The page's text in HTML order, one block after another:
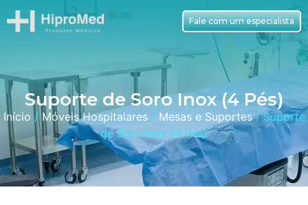
Fale com um especialista
Suporte de Soro Inox (4 Pés)
Início /Móveis Hospitalares/ Mesas e Suportes/ Suporte
de Soro Inox (4 Pés)